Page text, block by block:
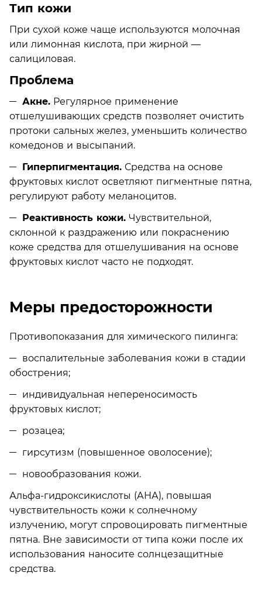
Тип кожи
При сухой коже чаще используются молочная
или лимонная кислота, при жирной —
салициловая.
Проблема
Акне. Регулярное применение
отшелушивающих средств позволяет очистить
протоки сальных желез, уменьшить количество
комедонов и высыпаний.
Гиперпигментация. Средства на основе
фруктовых кислот осветляют пигментные пятна,
регулируют работу меланоцитов.
Реактивность кожи. Чувствительной,
склонной к раздражению или покраснению
коже средства для отшелушивания на основе
фруктовых кислот часто не подходят.
Меры предосторожности
Противопоказания для химического пилинга:
воспалительные заболевания кожи в стадии
обострения;
индивидуальная непереносимость
фруктовых кислот;
розацеа;
гирсутизм (повышенное оволосение);
новообразования кожи.
Альфа-гидроксикислоты (АНА), повышая
чувствительность кожи к солнечному
излучению, могут спровоцировать пигментные
пятна. Вне зависимости от типа кожи после их
использования наносите солнцезащитные
средства.